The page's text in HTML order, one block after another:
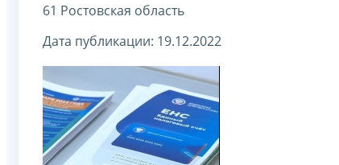
61 Ростовская область
Дата публикации: 19.12.2022